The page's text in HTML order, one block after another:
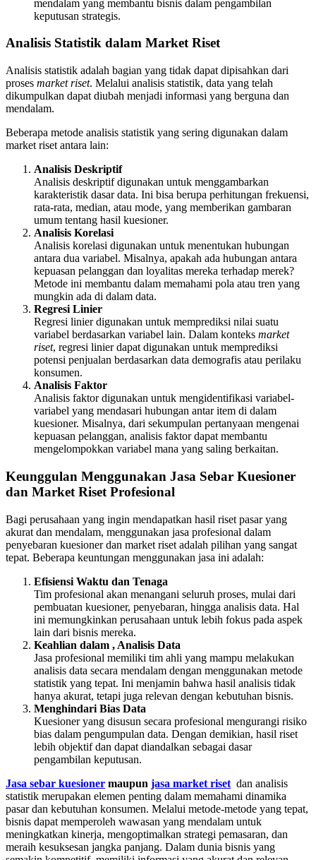
mendalam yang membantu bisnis dalam pengambilan
keputusan strategis.
Analisis Statistik dalam Market Riset
Analisis statistik adalah bagian yang tidak dapat dipisahkan dari
proses market riset. Melalui analisis statistik, data yang telah
dikumpulkan dapat diubah menjadi informasi yang berguna dan
mendalam.
Beberapa metode analisis statistik yang sering digunakan dalam
market riset antara lain:
Analisis Deskriptif
Analisis deskriptif digunakan untuk menggambarkan
karakteristik dasar data. Ini bisa berupa perhitungan frekuensi,
rata-rata, median, atau mode, yang memberikan gambaran
umum tentang hasil kuesioner.
Analisis Korelasi
Analisis korelasi digunakan untuk menentukan hubungan
antara dua variabel. Misalnya, apakah ada hubungan antara
kepuasan pelanggan dan loyalitas mereka terhadap merek?
Metode ini membantu dalam memahami pola atau tren yang
mungkin ada di dalam data.
Regresi Linier
Regresi linier digunakan untuk memprediksi nilai suatu
variabel berdasarkan variabel lain. Dalam konteks market
riset, regresi linier dapat digunakan untuk memprediksi
potensi penjualan berdasarkan data demografis atau perilaku
konsumen.
Analisis Faktor
Analisis faktor digunakan untuk mengidentifikasi variabel-
variabel yang mendasari hubungan antar item di dalam
kuesioner. Misalnya, dari sekumpulan pertanyaan mengenai
kepuasan pelanggan, analisis faktor dapat membantu
mengelompokkan variabel mana yang saling berkaitan.
Keunggulan Menggunakan Jasa Sebar Kuesioner
dan Market Riset Profesional
Bagi perusahaan yang ingin mendapatkan hasil riset pasar yang
akurat dan mendalam, menggunakan jasa profesional dalam
penyebaran kuesioner dan market riset adalah pilihan yang sangat
tepat. Beberapa keuntungan menggunakan jasa ini adalah:
Efisiensi Waktu dan Tenaga
Tim profesional akan menangani seluruh proses, mulai dari
pembuatan kuesioner, penyebaran, hingga analisis data. Hal
ini memungkinkan perusahaan untuk lebih fokus pada aspek
lain dari bisnis mereka.
Keahlian dalam , Analisis Data
Jasa profesional memiliki tim ahli yang mampu melakukan
analisis data secara mendalam dengan menggunakan metode
statistik yang tepat. Ini menjamin bahwa hasil analisis tidak
hanya akurat, tetapi juga relevan dengan kebutuhan bisnis.
Menghindari Bias Data
Kuesioner yang disusun secara profesional mengurangi risiko
bias dalam pengumpulan data. Dengan demikian, hasil riset
lebih objektif dan dapat diandalkan sebagai dasar
pengambilan keputusan.
Jasa sebar kuesioner maupun jasa market riset dan analisis
statistik merupakan elemen penting dalam memahami dinamika
pasar dan kebutuhan konsumen. Melalui metode-metode yang tepat,
bisnis dapat memperoleh wawasan yang mendalam untuk
meningkatkan kinerja, mengoptimalkan strategi pemasaran, dan
meraih kesuksesan jangka panjang. Dalam dunia bisnis yang